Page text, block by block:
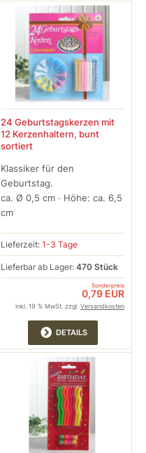
24 Geburtstagskerzen mit
12 Kerzenhaltern, bunt
sortiert
Klassiker für den
Geburtstag.
ca. Ø 0,5 cm · Höhe: ca. 6,5
cm
Lieferzeit: 1-3 Tage
Lieferbar ab Lager: 470 Stück
Sonderpreis
0,79 EUR
inkl. 19 % MwSt. zzgl. Versandkosten
DETAILS